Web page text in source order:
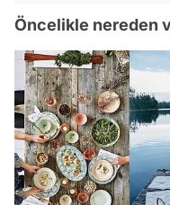
Öncelikle nereden